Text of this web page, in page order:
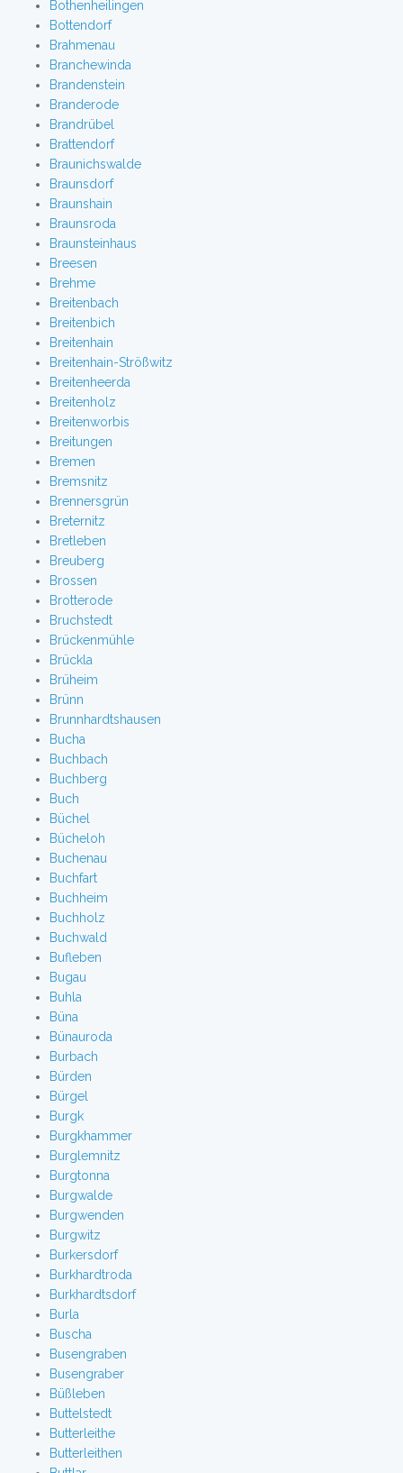
Bothenheilingen
Bottendorf
Brahmenau
Branchewinda
Brandenstein
Branderode
Brandrübel
Brattendorf
Braunichswalde
Braunsdorf
Braunshain
Braunsroda
Braunsteinhaus
Breesen
Brehme
Breitenbach
Breitenbich
Breitenhain
Breitenhain-Strößwitz
Breitenheerda
Breitenholz
Breitenworbis
Breitungen
Bremen
Bremsnitz
Brennersgrün
Breternitz
Bretleben
Breuberg
Brossen
Brotterode
Bruchstedt
Brückenmühle
Brückla
Brüheim
Brünn
Brunnhardtshausen
Bucha
Buchbach
Buchberg
Buch
Büchel
Bücheloh
Buchenau
Buchfart
Buchheim
Buchholz
Buchwald
Bufleben
Bugau
Buhla
Büna
Bünauroda
Burbach
Bürden
Bürgel
Burgk
Burgkhammer
Burglemnitz
Burgtonna
Burgwalde
Burgwenden
Burgwitz
Burkersdorf
Burkhardtroda
Burkhardtsdorf
Burla
Buscha
Busengraben
Busengraber
Büßleben
Buttelstedt
Butterleithe
Butterleithen